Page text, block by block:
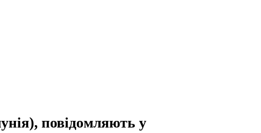
повідомляють у